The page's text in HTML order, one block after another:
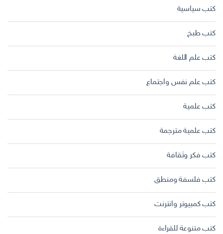
كتب سياسية
كتب طبخ
كتب علم اللغة
كتب علم نفس واجتماع
كتب علمية
كتب علمية مترجمة
كتب فكر وثقافة
كتب فلسفة ومنطق
كتب كمبيوتر وانترنت
كتب متنوعة للقراءة